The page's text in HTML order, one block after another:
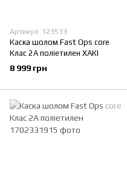
Артикул: 123513
Каска шолом Fast Ops core
Клас 2А поліетилен ХАКІ
8 999 грн